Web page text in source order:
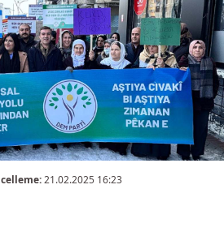
21.02.2025 16:23